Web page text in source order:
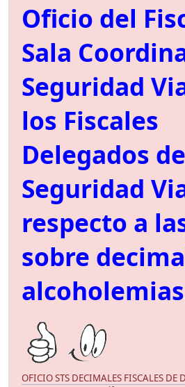
Oficio del
Sala
Seguridad
los Fiscales
Delegados de
Seguridad
respecto a
sobre
OFICIO STS DECIMALES FISCALES DE